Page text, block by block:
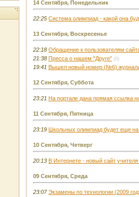
14 Сентября, Понедельник
22:25 Система олимпиад - какой она
13 Сентября, Воскресенье
22:18 Обращение к пользователям
21:38 Пресса о нашем "Друге" (0)
19:41 Вышел новый номер (№6)
12 Сентября, Суббота
23:21 На портале дана прямая ссылка
11 Сентября, Пятница
23:19 Школьных олимпиад будет еще
10 Сентября, Четверг
20:13 В Интернете - новый сайт учителя
09 Сентября, Среда
23:07 Экзамены по технологии (2009